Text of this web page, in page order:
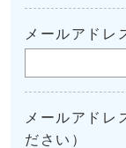
メールアドレ
メールアドレ
ださい）